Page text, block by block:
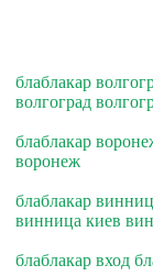
блаблакар
волгоград
блаблакар
воронеж
блаблакар
винница киев
блаблакар вход